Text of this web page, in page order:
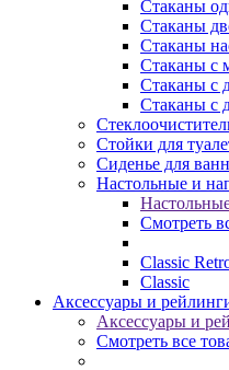
Стаканы
Стаканы
Стаканы
Стаканы с
Стаканы с
Стаканы с
Стойки для
Сиденье для
Настольные и
Смотреть
Classic
Classic
Аксессуары и
Аксессуары и
Смотреть все